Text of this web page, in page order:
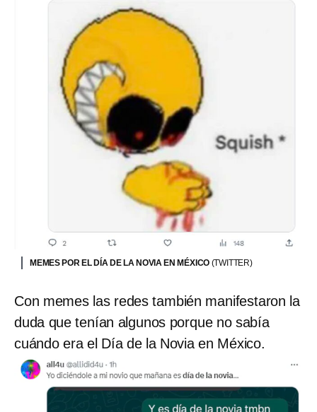
MEMES POR EL DÍA DE LA NOVIA EN MÉXICO (TWITTER)
Con memes las redes también manifestaron la
duda que tenían algunos porque no sabía
cuándo era el Día de la Novia en México.